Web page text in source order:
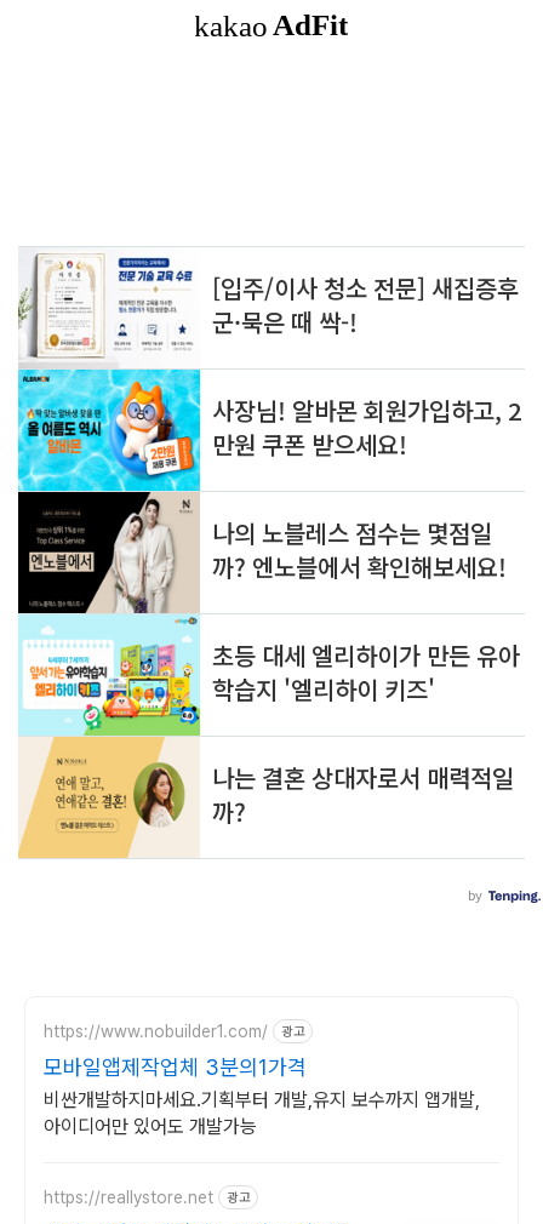
https://www.nobuilder1.com/ 광고
모바일앱제작업체 3분의1가격
비싼개발하지마세요.기획부터 개발,유지 보수까지 앱개발,
아이디어만 있어도 개발가능
https://reallystore.net 광고